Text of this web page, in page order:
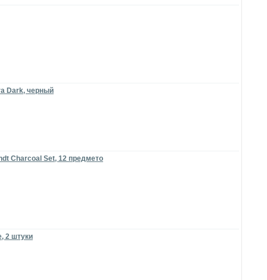
Dark, черный
Charcoal Set, 12 предмето
2 штуки